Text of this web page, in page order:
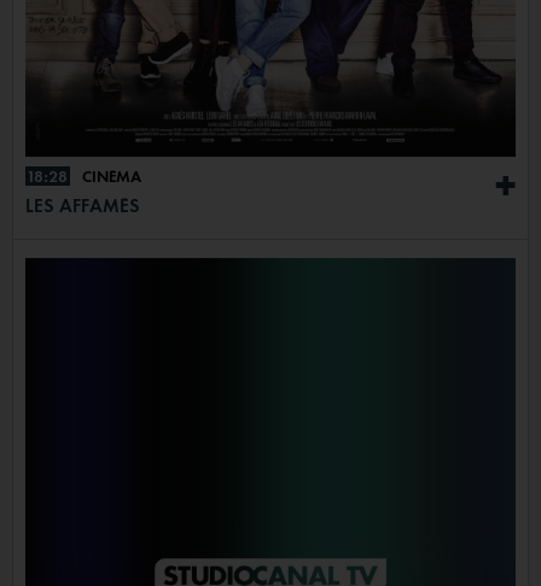
+
18:28 CINÉMA
LES AFFAMÉS